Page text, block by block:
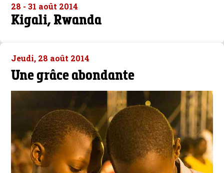
28 - 31 août 2014
Kigali, Rwanda
Jeudi, 28 août 2014
Une grâce abondante